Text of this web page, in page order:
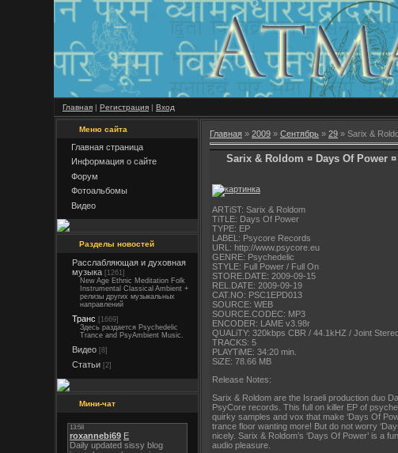
Главная | Регистрация | Вход
Меню сайта
Главная страница
Информация о сайте
Форум
Фотоальбомы
Видео
Разделы новостей
Расслабляющая и духовная
музыка [1261]
New Age Ethnic Meditation Folk
Instrumental Classical Ambient +
релизы других музыкальных
направлений
Транс [1669]
Здесь раздается Psychedelic
Trance and PsyAmbient Music.
Видео [8]
Статьи [2]
Мини-чат
Главная » 2009 » Сентябрь » 29 » Sarix &
Sarix & Roldom ¤ Days Of Power ¤
ARTiST: Sarix & Roldom
TiTLE: Days Of Power
TYPE: EP
LABEL: Psycore Records
URL: http://www.psycore.eu
GENRE: Psychedelic
STYLE: Full Power / Full On
STORE.DATE: 2009-09-15
REL.DATE: 2009-09-19
CAT.NO: PSC1EPD013
SOURCE: WEB
SOURCE.CODEC: MP3
ENCODER: LAME v3.98r
QUALiTY: 320kbps CBR / 44.1kHZ / Joint
TRACKS: 5
PLAYTiME: 34:20 min.
SiZE: 78.66 MB
Release Notes:
Sarix & Roldom are the Israeli production duo
PsyCore records. This full on killer EP of
quirky samples and vox that make ‘Days Of
trance floor wanting more! But do not worry
nicely. Sarix & Roldom’s ‘Days Of Power’ is a
audio pleasure.